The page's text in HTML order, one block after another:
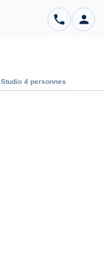
phone person
Studio 4 personnes